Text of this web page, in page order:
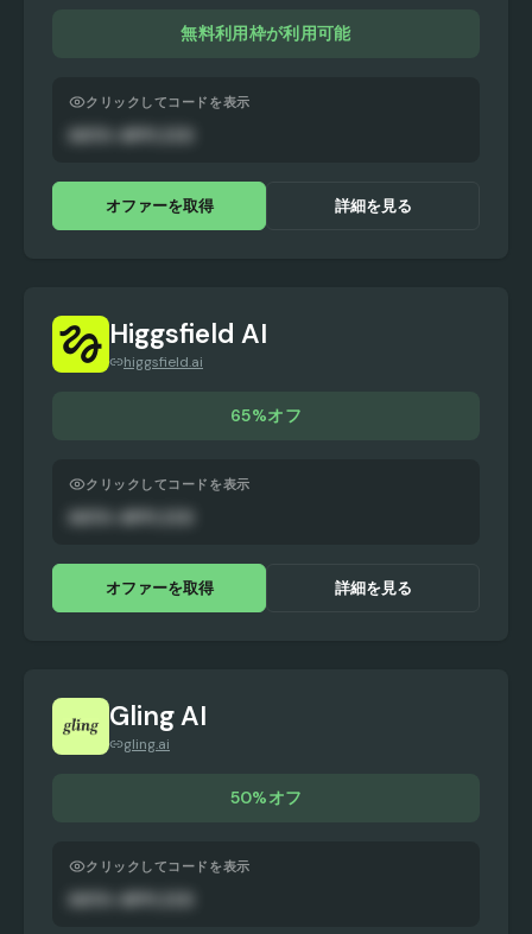
無料利用枠が利用可能
クリックしてコードを表示
オファーを取得 詳細を見る
Higgsfield AI
higgsfield.ai
65%オフ
クリックしてコードを表示
オファーを取得 詳細を見る
Gling AI
gling.ai
50%オフ
クリックしてコードを表示